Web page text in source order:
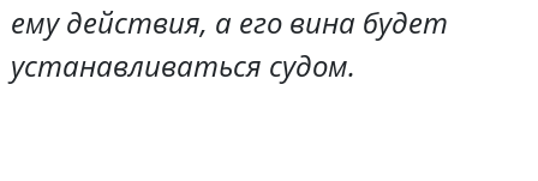
ему действия, а его вина будет
устанавливаться судом.